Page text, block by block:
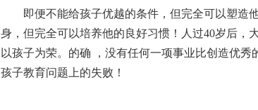
即便不能给孩子优越的条件，但完全可以塑造
身，但完全可以培养他的良好习惯！人过40岁后，
以孩子为荣。的确 ，没有任何一项事业比创造优
孩子教育问题上的失败！